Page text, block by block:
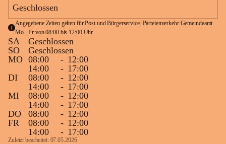
Geschlossen
Angegebene Zeiten gelten für Post und Bürgerservice. Parteienverkehr Gemeindeamt
Mo - Fr von 08:00 bis 12:00 Uhr.
SA
Geschlossen
SO
Geschlossen
MO 08:00 - 12:00
14:00
- 17:00
DI
08:00 - 12:00
14:00
- 17:00
MI
08:00 - 12:00
14:00
- 17:00
DO
08:00 - 12:00
FR
08:00 - 12:00
14:00
- 17:00
Zuletzt bearbeitet: 07.05.2026